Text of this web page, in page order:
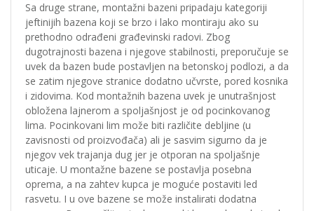
Sa druge strane, montažni bazeni pripadaju kategoriji
jeftinijih bazena koji se brzo i lako montiraju ako su
prethodno odrađeni građevinski radovi. Zbog
dugotrajnosti bazena i njegove stabilnosti, preporučuje se
uvek da bazen bude postavljen na betonskoj podlozi, a da
se zatim njegove stranice dodatno učvrste, pored kosnika
i zidovima. Kod montažnih bazena uvek je unutrašnjost
obložena lajnerom a spoljašnjost je od pocinkovanog
lima. Pocinkovani lim može biti različite debljine (u
zavisnosti od proizvođača) ali je sasvim sigurno da je
njegov vek trajanja dug jer je otporan na spoljašnje
uticaje. U montažne bazene se postavlja posebna
oprema, a na zahtev kupca je moguće postaviti led
rasvetu. I u ove bazene se može instalirati dodatna